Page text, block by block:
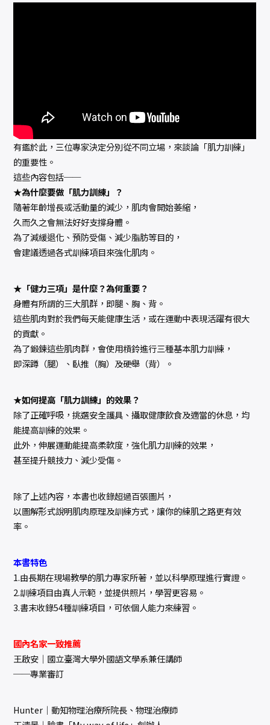
有鑑於此，三位專家決定分別從不同立場，來談論「肌力訓練」
的重要性。
這些內容包括──
★為什麼要做「肌力訓練」？
隨著年齡增長或活動量的減少，肌肉會開始萎縮，
久而久之會無法好好支撐身體。
為了減緩退化、預防受傷、減少脂肪等目的，
會建議透過各式訓練項目來強化肌肉。
★「健力三項」是什麼？為何重要？
身體有所謂的三大肌群，即腿、胸、背。
這些肌肉對於我們每天能健康生活，或在運動中表現活躍有很大
的貢獻。
為了鍛鍊這些肌肉群，會使用槓鈴進行三種基本肌力訓練，
即深蹲（腿）、臥推（胸）及硬舉（背）。
★如何提高「肌力訓練」的效果？
除了正確呼吸，挑選安全護具、攝取健康飲食及適當的休息，均
能提高訓練的效果。
此外，伸展運動能提高柔軟度，強化肌力訓練的效果，
甚至提升競技力、減少受傷。
除了上述內容，本書也收錄超過百張圖片，
以圖解形式說明肌肉原理及訓練方式，讓你的練肌之路更有效
率。
本書特色
1.由長期在現場教學的肌力專家所著，並以科學原理進行實證。
2.訓練項目由真人示範，並提供照片，學習更容易。
3.書末收錄54種訓練項目，可依個人能力來練習。
國內名家一致推薦
王啟安｜國立臺灣大學外國語文學系兼任講師
──專業審訂
Hunter｜動知物理治療所院長、物理治療師